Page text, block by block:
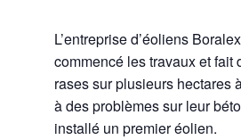
L’entreprise d’éoliens
commencé les travaux et fait
rases sur plusieurs hectares
à des problèmes sur leur
installé un premier éolien.